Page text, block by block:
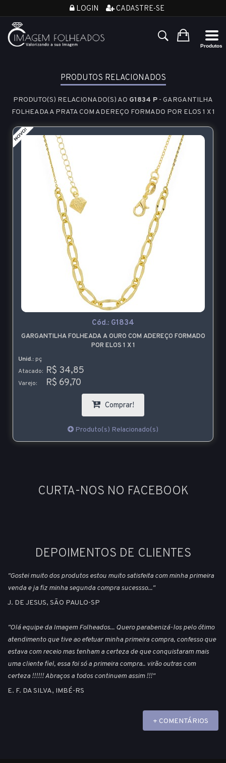
LOGIN CADASTRE-SE
PRODUTOS RELACIONADOS
PRODUTO(S) RELACIONADO(S) AO G1834 P - GARGANTILHA
FOLHEADA A PRATA COM ADEREÇO FORMADO POR ELOS 1 X 1
Cód.: G1834
GARGANTILHA FOLHEADA A OURO COM ADEREÇO FORMADO
POR ELOS 1 X 1
Unid.: pç
Atacado: R$ 34,85
Varejo: R$ 69,70
Comprar!
Produto(s) Relacionado(s)
CURTA-NOS NO FACEBOOK
DEPOIMENTOS DE CLIENTES
"Gostei muito dos produtos estou muito satisfeita com minha primeira
venda e ja fiz minha segunda compra sucessso..."
J. DE JESUS, SÃO PAULO-SP
"Olá equipe da Imagem Folheados... Quero parabenizá-los pelo ótimo
atendimento que tive ao efetuar minha primeira compra, confesso que
estava com receio mas tenham a certeza de que conquistaram mais
uma cliente fiel, essa foi só a primeira compra.. virão outras com
certeza !!!!!! Abraços a todos continuem assim !!!"
E. F. DA SILVA, IMBÉ-RS
+ COMENTÁRIOS